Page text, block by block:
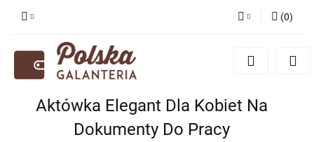
Zaloguj się
(0)
Aktówka Elegant Dla Kobiet Na
Dokumenty Do Pracy